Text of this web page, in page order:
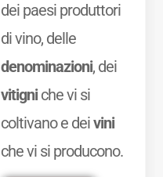
dei paesi produttori
di vino, delle
denominazioni, dei
vitigniche vi si
coltivano e deivini
che vi si producono.